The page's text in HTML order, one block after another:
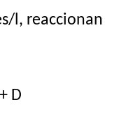
l, reaccionan
D